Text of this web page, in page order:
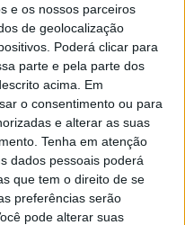
e os nossos parceiros
de geolocalização
Poderá clicar para
parte e pela parte dos
acima. Em
o consentimento ou para
e alterar as suas
Tenha em atenção
dados pessoais poderá
que tem o direito de se
preferências serão
pode alterar suas
comércio local”,
distribui este ano,
estabelecimentos
15 mil euros em
euros.
a gastar os prémios
um ciclo virtuoso de